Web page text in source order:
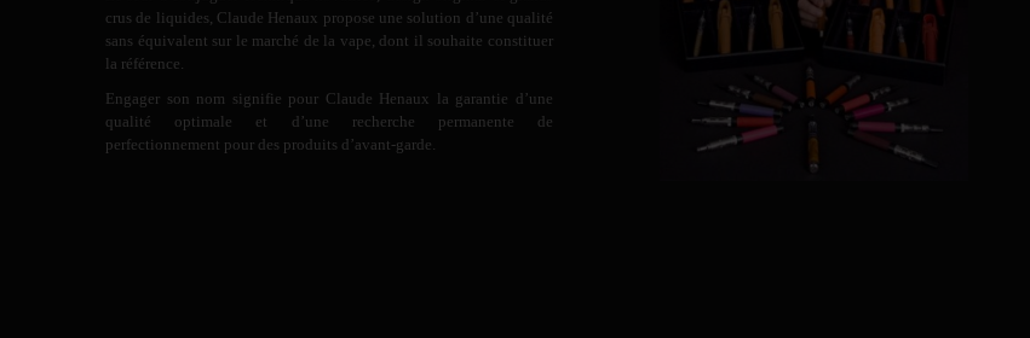
crus de liquides, Claude Henaux propose une solution d’une qualité
sans équivalent sur le marché de la vape, dont il souhaite constituer
la référence.
Engager son nom signifie pour Claude Henaux la garantie d’une
qualité optimale et d’une recherche permanente de
perfectionnement pour des produits d’avant-garde.